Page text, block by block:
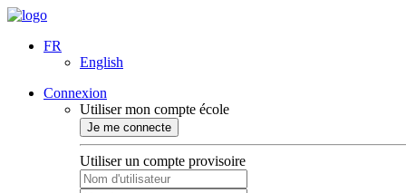
FR
English
Connexion
Utiliser mon compte école
Je me connecte
Utiliser un compte provisoire